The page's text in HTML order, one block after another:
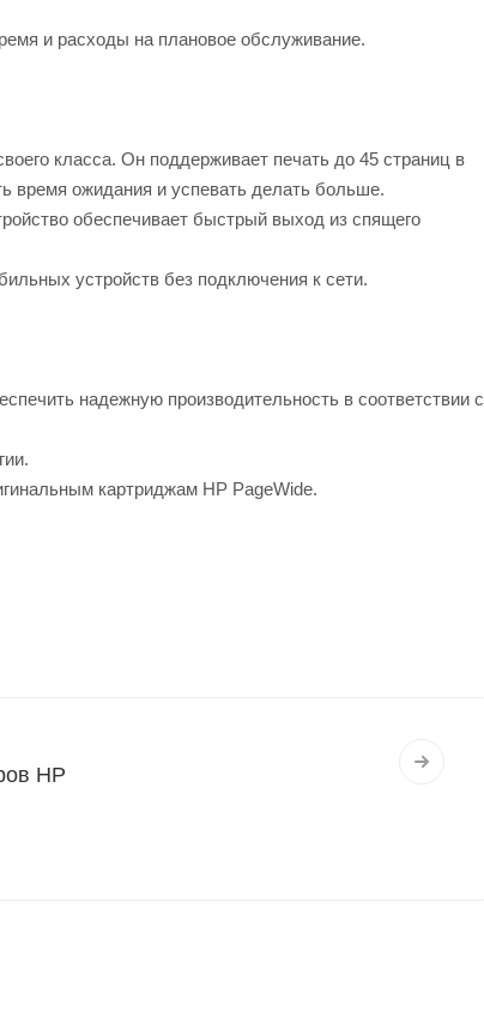
и расходы на плановое обслуживание.
класса. Он поддерживает печать до 45 страниц в
время ожидания и успевать делать больше.
обеспечивает быстрый выход из спящего
устройств без подключения к сети.
надежную производительность в соответствии с
картриджам HP PageWide.
HP